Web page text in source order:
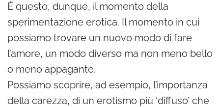
È questo, dunque, il momento della
sperimentazione erotica. Il momento in cui
possiamo trovare un nuovo modo di fare
l’amore, un modo diverso ma non meno bello
o meno appagante.
Possiamo scoprire, ad esempio, l’importanza
della carezza, di un erotismo più ‘diffuso’ che